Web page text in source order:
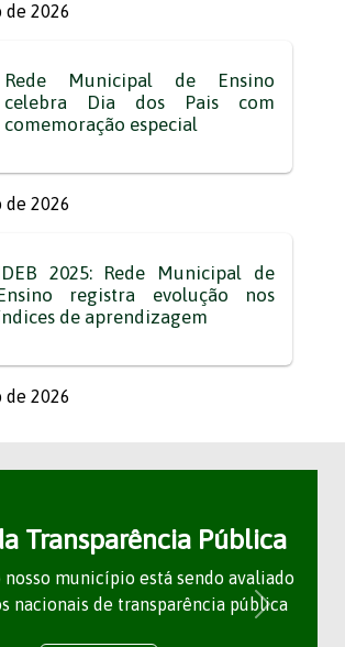
de 2026
Rede Municipal de Ensino
celebra Dia dos Pais com
comemoração especial
de 2026
2025: Rede Municipal de
registra evolução nos
de aprendizagem
de 2026
Transparência Pública
nosso município está sendo avaliado
nacionais de transparência pública